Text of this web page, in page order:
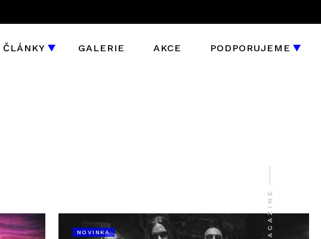
ČLÁNKY GALERIE AKCE PODPORUJEME
NOVINKA